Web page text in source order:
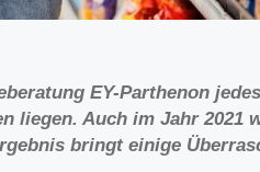
EY-Parthenon
liegen. Auch im Jahr 2021
bringt einige